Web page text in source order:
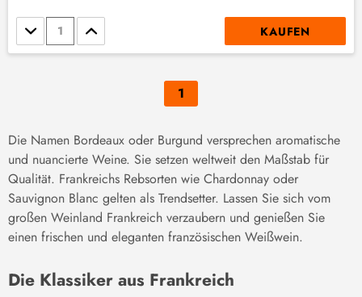
Stückzahl KAUFEN
1
Die Namen Bordeaux oder Burgund versprechen aromatische
und nuancierte Weine. Sie setzen weltweit den Maßstab für
Qualität. Frankreichs Rebsorten wie Chardonnay oder
Sauvignon Blanc gelten als Trendsetter. Lassen Sie sich vom
großen Weinland Frankreich verzaubern und genießen Sie
einen frischen und eleganten französischen Weißwein.
Die Klassiker aus Frankreich